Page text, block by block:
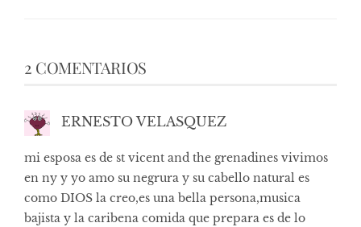
2 COMENTARIOS
ERNESTO VELASQUEZ
mi esposa es de st vicent and the grenadines vivimos
en ny y yo amo su negrura y su cabello natural es
como DIOS la creo,es una bella persona,musica
bajista y la caribena comida que prepara es de lo